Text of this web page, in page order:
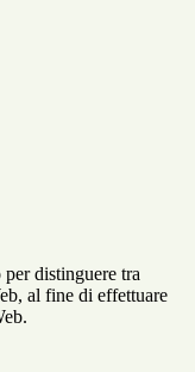
distinguere tra
al fine di effettuare